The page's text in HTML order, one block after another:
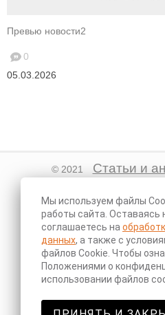
Превью новости2
0
05.03.2026
© 2021 Статьи и
О
Мы используем файлы
работы сайта. Оставаясь
соглашаетесь на
данных, а также с
файлов Cookie. Чтобы
Положениями о
использовании файлов